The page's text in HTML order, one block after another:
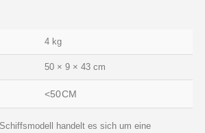
4 kg
50 × 9 × 43 cm
<50CM
handelt es sich um eine